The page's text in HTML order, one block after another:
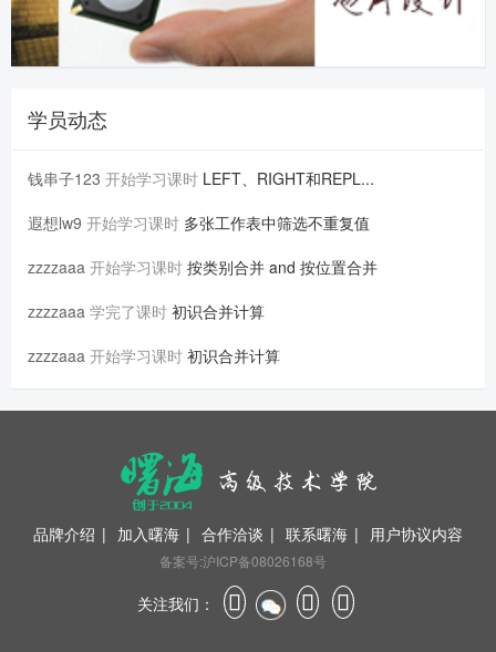
学员动态
钱串子123 开始学习课时 LEFT、RIGHT和REPL...
遐想lw9 开始学习课时 多张工作表中筛选不重复值
zzzzaaa 开始学习课时 按类别合并 and 按位置合并
zzzzaaa 学完了课时 初识合并计算
zzzzaaa 开始学习课时 初识合并计算
品牌介绍 | 加入曙海 | 合作洽谈 | 联系曙海 | 用户协议内容
备案号:沪ICP备08026168号
关注我们：